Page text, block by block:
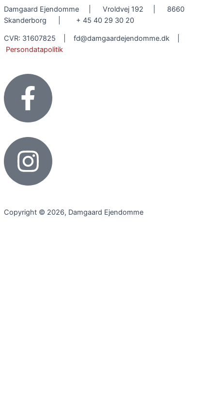
Damgaard Ejendomme | Vroldvej 192 | 8660
Skanderborg | + 45 40 29 30 20
CVR: 31607825 | fd@damgaardejendomme.dk |
Persondatapolitik
Copyright © 2026, Damgaard Ejendomme